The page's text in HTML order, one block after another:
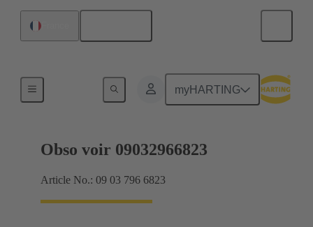
myHARTING
Obso voir 09032966823
Article No.: 09 03 796 6823